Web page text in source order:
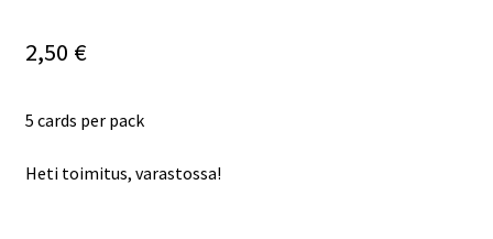
2,50 €
5 cards per pack
Heti toimitus, varastossa!